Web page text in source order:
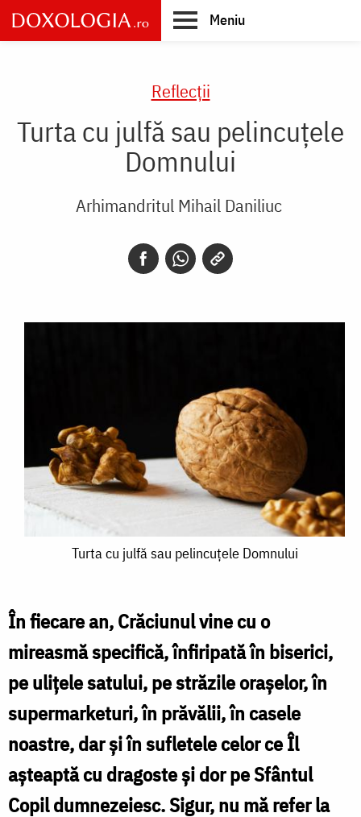
Skip
to
main
Meniu
Reflecții
Turta cu julfă sau pelincuțele
Domnului
Arhimandritul Mihail Daniliuc
sau
pelincuțele
Domnului
Turta cu julfă sau pelincuțele Domnului
În fiecare an, Crăciunul vine cu o
mireasmă specifică, înfiripată în biserici,
pe ulițele satului, pe străzile orașelor, în
supermarketuri, în prăvălii, în casele
noastre, dar și în sufletele celor ce Îl
așteaptă cu dragoste și dor pe Sfântul
Copil dumnezeiesc. Sigur, nu mă refer la